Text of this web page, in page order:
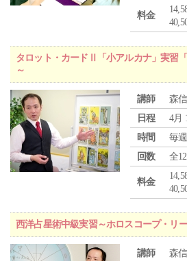
料金
タロット・カードⅡ「小アルカナ」実習
～
講師
森
日程
4月
時間
毎
回数
全
料金
西洋占星術中級実習～ホロスコープ・リ
講師
森